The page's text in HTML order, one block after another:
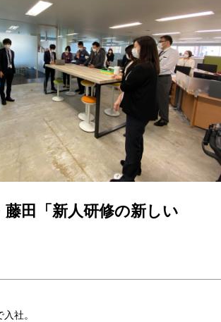
藤田「新人研修の新しい
社。